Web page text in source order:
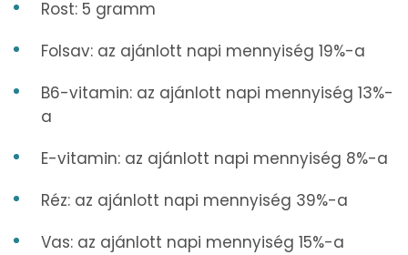
Rost: 5 gramm
Folsav: az ajánlott napi mennyiség 19%-a
B6-vitamin: az ajánlott napi mennyiség 13%-
a
E-vitamin: az ajánlott napi mennyiség 8%-a
Réz: az ajánlott napi mennyiség 39%-a
Vas: az ajánlott napi mennyiség 15%-a